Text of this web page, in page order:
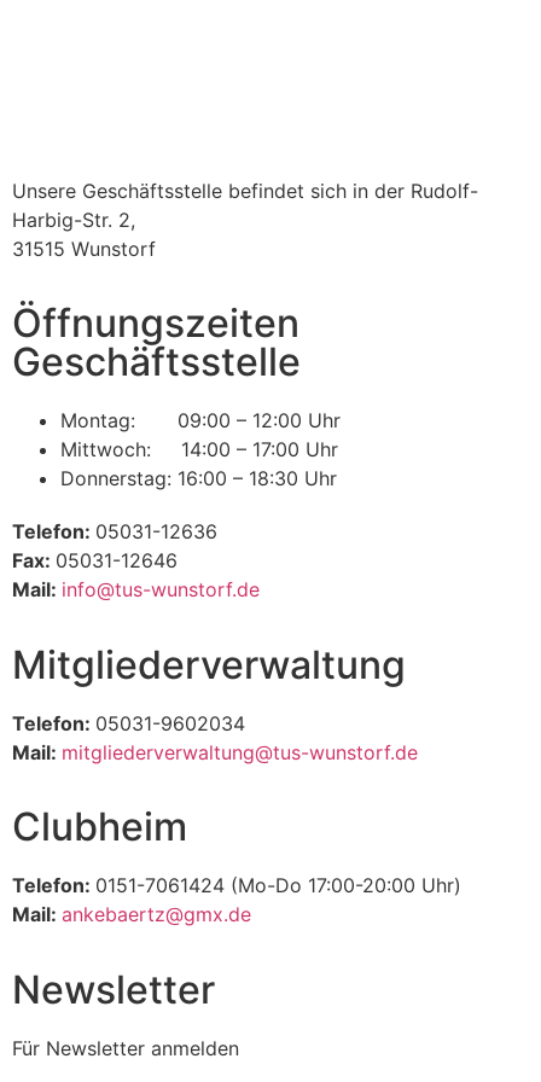
Unsere Geschäftsstelle befindet sich in der Rudolf-
Harbig-Str. 2,
31515 Wunstorf
Öffnungszeiten
Geschäftsstelle
Montag: 09:00 – 12:00 Uhr
Mittwoch: 14:00 – 17:00 Uhr
Donnerstag: 16:00 – 18:30 Uhr
Telefon: 05031-12636
Fax: 05031-12646
Mail: info@tus-wunstorf.de
Mitgliederverwaltung
Telefon: 05031-9602034
Mail: mitgliederverwaltung@tus-wunstorf.de
Clubheim
Telefon: 0151-7061424 (Mo-Do 17:00-20:00 Uhr)
Mail: ankebaertz@gmx.de
Newsletter
Für Newsletter anmelden